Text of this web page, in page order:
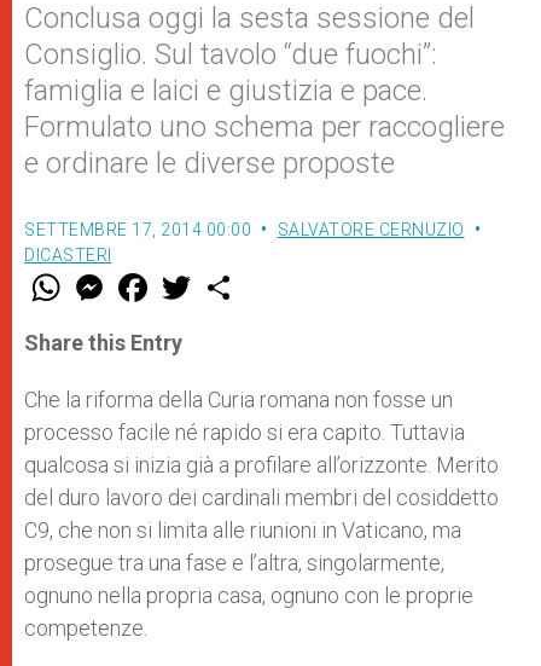
Conclusa oggi la sesta sessione del
Consiglio. Sul tavolo “due fuochi”:
famiglia e laici e giustizia e pace.
Formulato uno schema per raccogliere
e ordinare le diverse proposte
SETTEMBRE 17, 2014 00:00
SALVATORE CERNUZIO
DICASTERI
W
t
s
p
p
M
e
s
e
g
e
r
F
a
e
b
o
k
w
r
Share this Entry
Che la riforma della Curia romana non fosse un
processo facile né rapido si era capito. Tuttavia
qualcosa si inizia già a profilare all’orizzonte. Merito
del duro lavoro dei cardinali membri del cosiddetto
C9, che non si limita alle riunioni in Vaticano, ma
prosegue tra una fase e l’altra, singolarmente,
ognuno nella propria casa, ognuno con le proprie
competenze.